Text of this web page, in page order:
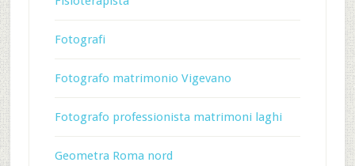
Fotografi
Fotografo matrimonio Vigevano
Fotografo professionista matrimoni laghi
Geometra Roma nord